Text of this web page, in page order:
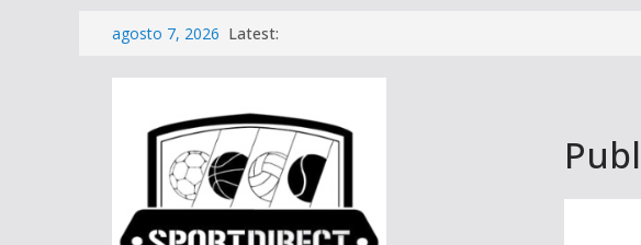
Saltaragosto 7, 2026 Latest: